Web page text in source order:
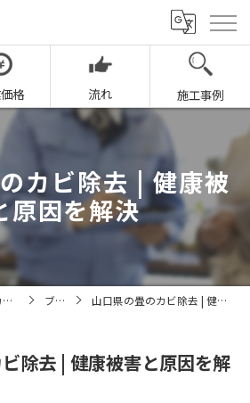
格 流れ 施工事例
カビ除去 | 健康被
原因を解決
福岡でカビ取りならカビバスターズ福岡 ブログ 山口県の畳のカビ除去 | 健康被害と原因を解決
除去 | 健康被害と原因を解